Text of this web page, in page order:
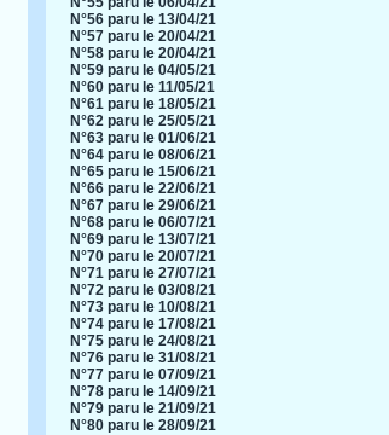
N°56 paru le 13/04/21
N°57 paru le 20/04/21
N°58 paru le 20/04/21
N°59 paru le 04/05/21
N°60 paru le 11/05/21
N°61 paru le 18/05/21
N°62 paru le 25/05/21
N°63 paru le 01/06/21
N°64 paru le 08/06/21
N°65 paru le 15/06/21
N°66 paru le 22/06/21
N°67 paru le 29/06/21
N°68 paru le 06/07/21
N°69 paru le 13/07/21
N°70 paru le 20/07/21
N°71 paru le 27/07/21
N°72 paru le 03/08/21
N°73 paru le 10/08/21
N°74 paru le 17/08/21
N°75 paru le 24/08/21
N°76 paru le 31/08/21
N°77 paru le 07/09/21
N°78 paru le 14/09/21
N°79 paru le 21/09/21
N°80 paru le 28/09/21